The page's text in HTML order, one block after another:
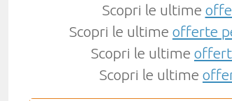
Scopri le ultime
Scopri le ultime offerte
Scopri le ultime
Scopri le ultime